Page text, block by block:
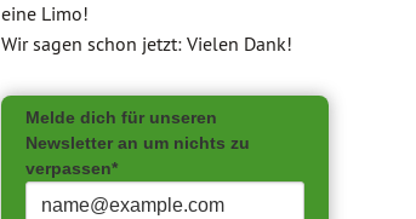
eine Limo!
Wir sagen schon jetzt: Vielen Dank!
Melde dich für unseren
Newsletter an um nichts zu
verpassen*